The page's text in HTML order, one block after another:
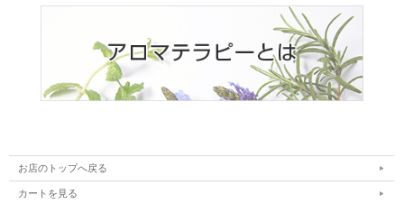
お店のトップへ戻る
カートを見る